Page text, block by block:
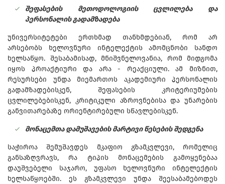
შეფასების მეთოდოლოგიის ცვლილება და
პერსონალის გადამზადება
უნივერსიტეტები ერთხმად თანხმდებიან, რომ არ
არსებობს ხელოვნური ინტელექტის ამომცნობი სანდო
ხელსაწყო. შესაბამისად, მნიშვნელოვანია, რომ მიდგომა
იყოს პროაქტიური და არა - რეაქციული. ამ მიზნით,
რესურსები უნდა მიემართოს აკადემიური პერსონალის
გადამზადებისკენ, შეფასების კრიტერიუმების
ცვლილებებისკენ, კრიტიკული აზროვნებისა და უნარების
განვითარებაზე ორიენტირებული სწავლებისკენ.
მონაცემთა დამუშავების მარტივი წესების შედგენა
საჭიროა შემუშავდეს მკაფიო გზამკვლევი, რომელიც
განსაზღვრავს, რა ტიპის მონაცემების გამოყენებაა
დაუშვებელი საჯარო, უფასო ხელოვნური ინტელექტის
ხელსაწყოებში. ეს გზამკვლევი უნდა შეესაბამებოდეს